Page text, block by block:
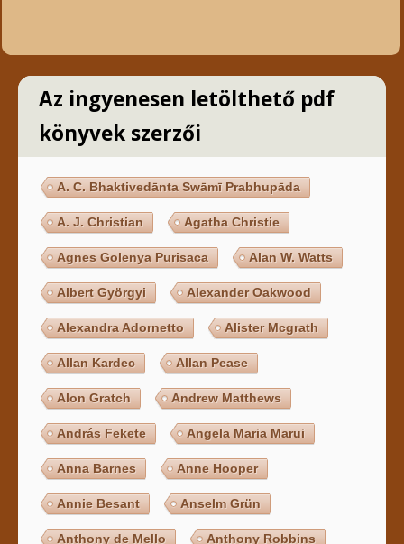
Az ingyenesen letölthető pdf
könyvek szerzői
A. C. Bhaktivedānta Swāmī Prabhupāda
A. J. Christian Agatha Christie
Agnes Golenya Purisaca Alan W. Watts
Albert Györgyi Alexander Oakwood
Alexandra Adornetto Alister Mcgrath
Allan Kardec Allan Pease
Alon Gratch Andrew Matthews
András Fekete Angela Maria Marui
Anna Barnes Anne Hooper
Annie Besant Anselm Grün
Anthony de Mello Anthony Robbins